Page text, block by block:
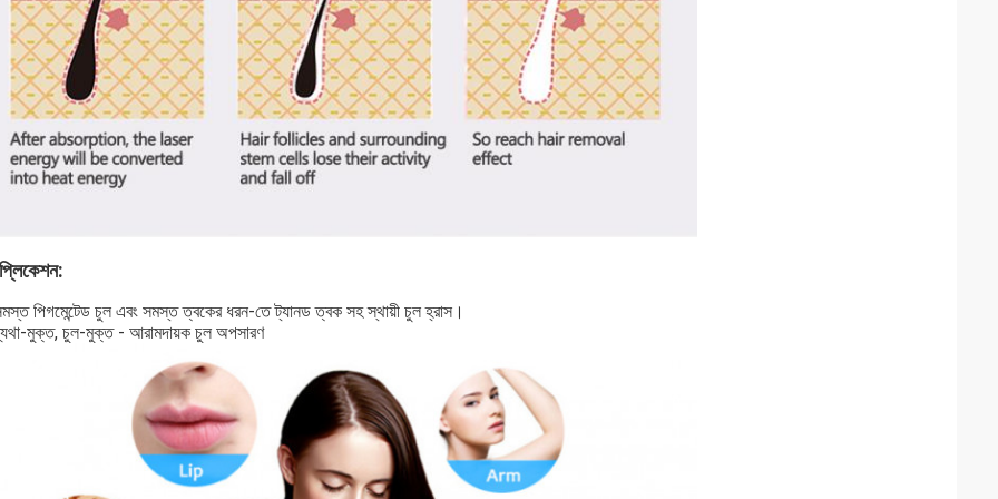
পিগমেন্টেড চুল এবং সমস্ত ত্বকের ধরন-তে ট্যানড ত্বক সহ স্থায়ী চুল হ্রাস।
মুক্ত, চুল-মুক্ত - আরামদায়ক চুল অপসারণ